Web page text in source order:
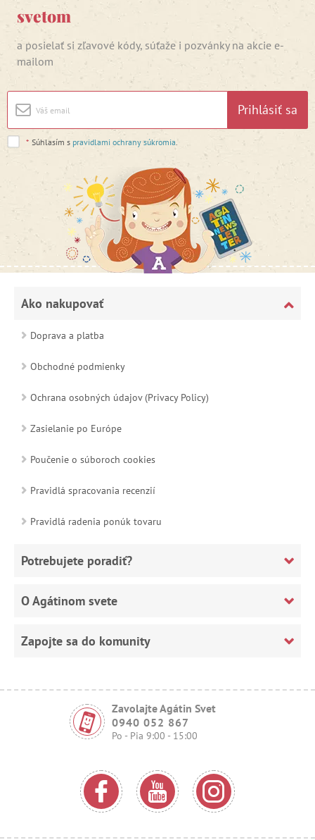
svetom
a posielať si zľavové kódy, súťaže i pozvánky na akcie e-
mailom
Prihlásiť sa
* Súhlasím s pravidlami ochrany súkromia.
Ako nakupovať
Doprava a platba
Obchodné podmienky
Ochrana osobných údajov (Privacy Policy)
Zasielanie po Európe
Poučenie o súboroch cookies
Pravidlá spracovania recenzií
Pravidlá radenia ponúk tovaru
Potrebujete poradiť?
O Agátinom svete
Zapojte sa do komunity
Zavolajte Agátin Svet
0940 052 867
Po - Pia 9:00 - 15:00